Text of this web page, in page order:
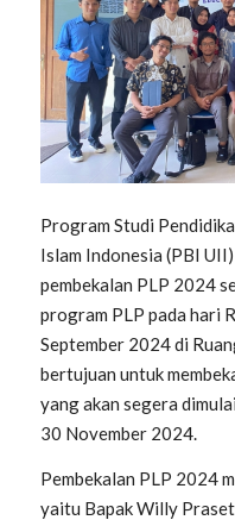
Program Studi
Islam Indonesia (PBI
pembekalan PLP 2024
program PLP pada hari
September 2024 di
bertujuan untuk
yang akan segera
30 November 2024.
Pembekalan PLP 2024
yaitu BapakWilly